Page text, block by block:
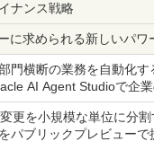
ナンス戦略
に求められる新しいパワ
門横断の業務を自動化
AI Agent Studioで企業
更を小規模な単位に分
パブリックプレビューで